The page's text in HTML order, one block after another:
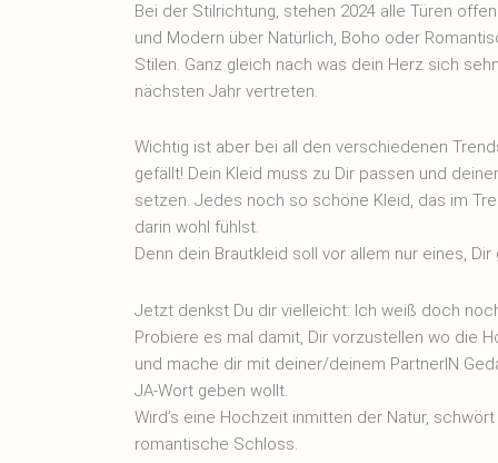
Bei der Stilrichtung, stehen 2024 alle Türen
und Modern über Natürlich, Boho oder
Stilen. Ganz gleich nach was dein Herz sich
nächsten Jahr vertreten.
Wichtig ist aber bei all den verschiedenen
gefällt! Dein Kleid muss zu Dir passen und
setzen. Jedes noch so schöne Kleid, das im
darin wohl fühlst.
Denn dein Brautkleid soll vor allem nur eines, Dir
Jetzt denkst Du dir vielleicht: Ich weiß doch
Probiere es mal damit, Dir vorzustellen wo die
und mache dir mit deiner/deinem PartnerIN
JA-Wort geben wollt.
Wird’s eine Hochzeit inmitten der Natur,
romantische Schloss.